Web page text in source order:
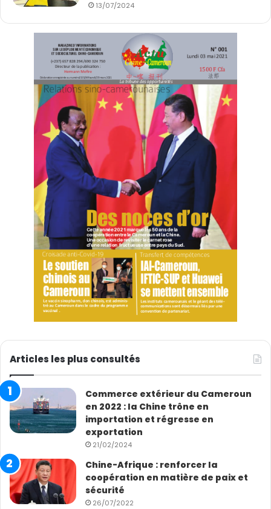
13/07/2024
Articles les plus consultés
Commerce extérieur du Cameroun
en 2022 : la Chine trône en
importation et régresse en
exportation
21/02/2024
Chine-Afrique : renforcer la
coopération en matière de paix et
sécurité
26/07/2022